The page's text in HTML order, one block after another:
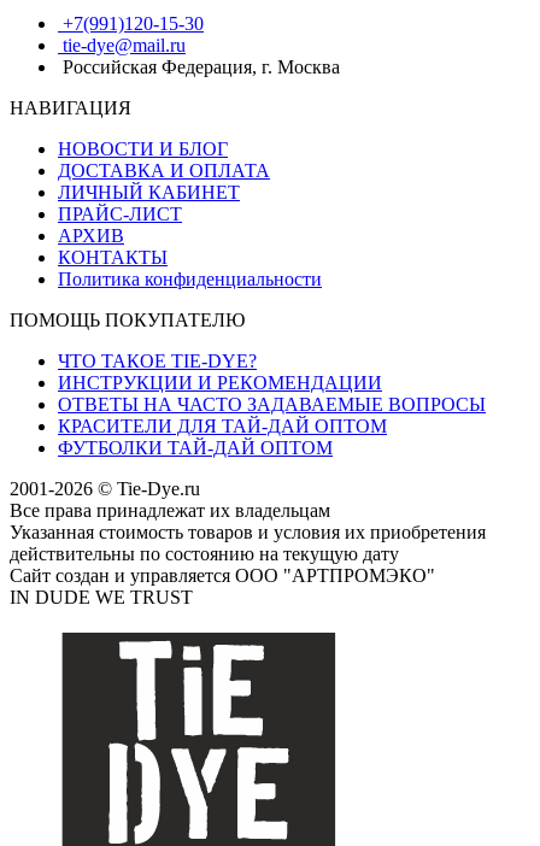
+7(991)120-15-30
tie-dye@mail.ru
Российская Федерация, г. Москва
НАВИГАЦИЯ
НОВОСТИ И БЛОГ
ДОСТАВКА И ОПЛАТА
ЛИЧНЫЙ КАБИНЕТ
ПРАЙС-ЛИСТ
АРХИВ
КОНТАКТЫ
Политика конфиденциальности
ПОМОЩЬ ПОКУПАТЕЛЮ
ЧТО ТАКОЕ TIE-DYE?
ИНСТРУКЦИИ И РЕКОМЕНДАЦИИ
ОТВЕТЫ НА ЧАСТО ЗАДАВАЕМЫЕ ВОПРОСЫ
КРАСИТЕЛИ ДЛЯ ТАЙ-ДАЙ ОПТОМ
ФУТБОЛКИ ТАЙ-ДАЙ ОПТОМ
2001-2026 © Tie-Dye.ru
Все права принадлежат их владельцам
Указанная стоимость товаров и условия их приобретения
действительны по состоянию на текущую дату
Сайт создан и управляется ООО "АРТПРОМЭКО"
IN DUDE WE TRUST